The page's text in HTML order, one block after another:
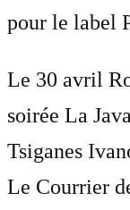
pour le label
Le 30 avril
soirée La
Tsiganes
Le Courrier